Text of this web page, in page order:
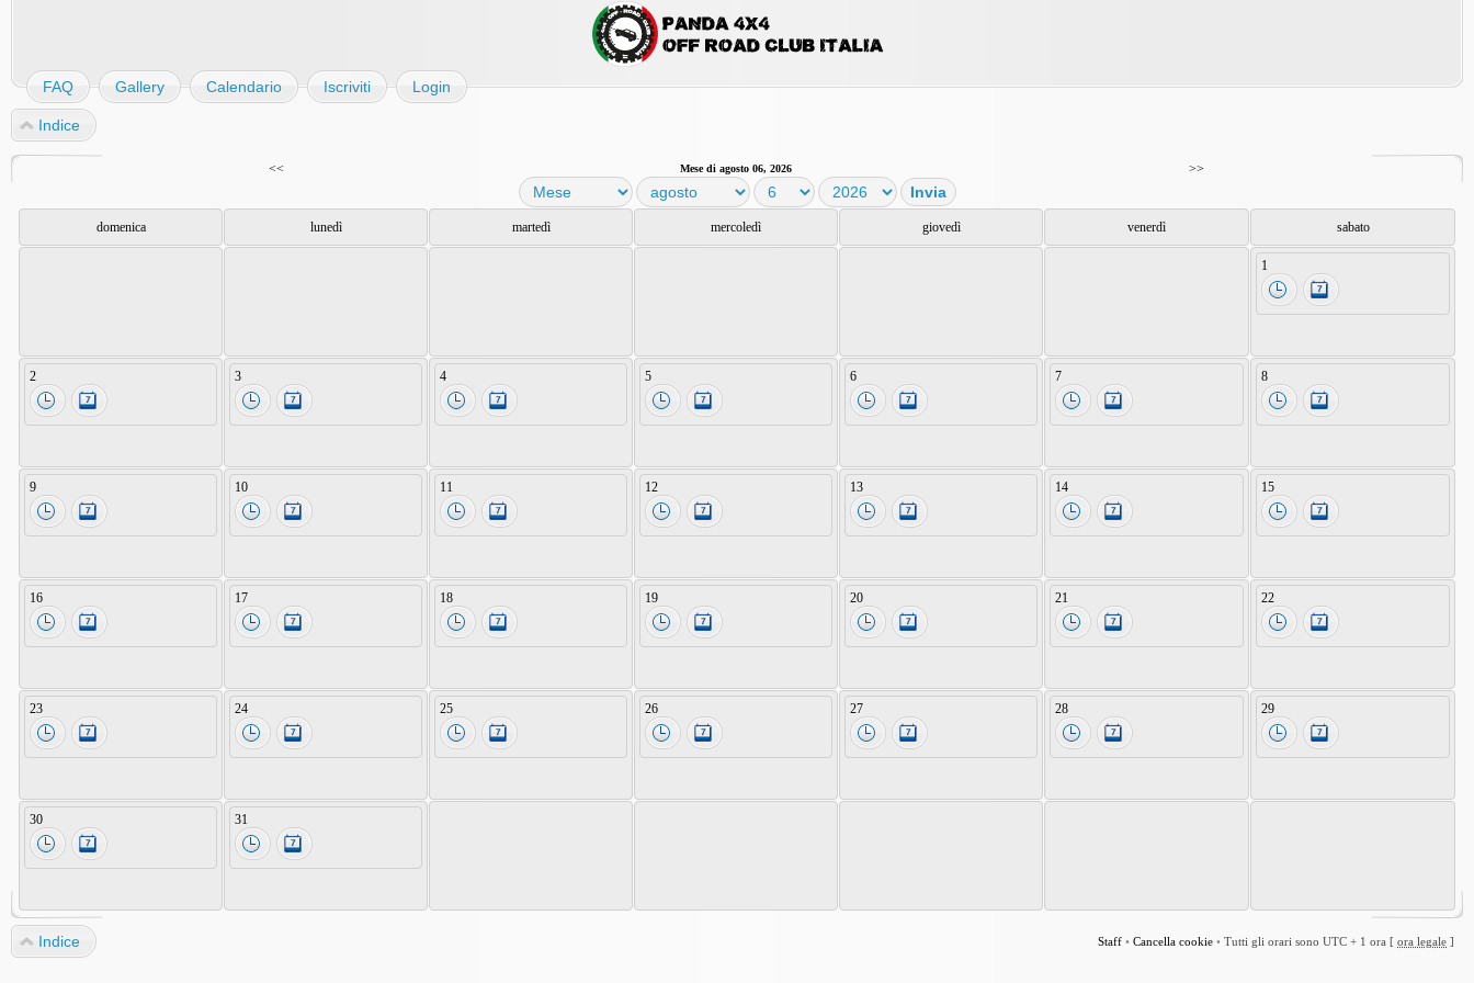
FAQ Gallery Calendario Iscriviti Login
Indice
<< Mese di agosto 06, 2026 >>
domenica lunedì martedì mercoledì giovedì venerdì sabato
1
2 3 4 5 6 7 8
9 10 11 12 13 14 15
16 17 18 19 20 21 22
23 24 25 26 27 28 29
30 31
Staff • Cancella cookie • Tutti gli orari sono UTC + 1 ora [ ora legale ]
Indice